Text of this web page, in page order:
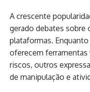
A crescente
gerado debates sobre
plataformas.
oferecem ferramentas
riscos, outros
de manipulação e